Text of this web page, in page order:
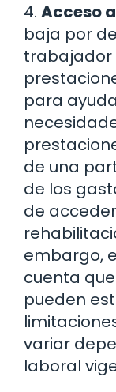
4. Acceso
baja por
trabajador
para
de una
de los
de
embargo,
cuenta
pueden
variar
laboral